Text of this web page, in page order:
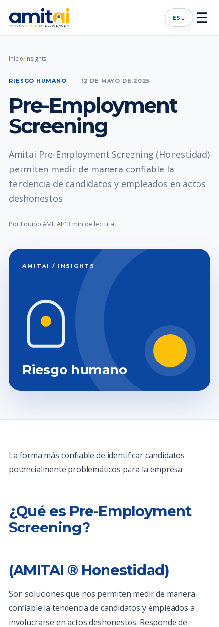
ES ⌄ ☰
Inicio/Insights
RIESGO HUMANO 12 DE MAYO DE 2025
Pre-Employment
Screening
Amitai Pre-Employment Screening (Honestidad)
permiten medir de manera confiable la
tendencia de candidatos y empleados en actos
deshonestos
Por Equipo AMITAI 13 min de lectura
AMITAI / INSIGHTS
Riesgo humano
La forma más confiable de identificar candidatos
potencialmente problemáticos para la empresa
¿Qué es Pre-Employment
Screening?
(AMITAI ® Honestidad)
Son soluciones que nos permiten medir de manera
confiable la tendencia de candidatos y empleados a
involucrarse en actos deshonestos. Responde de